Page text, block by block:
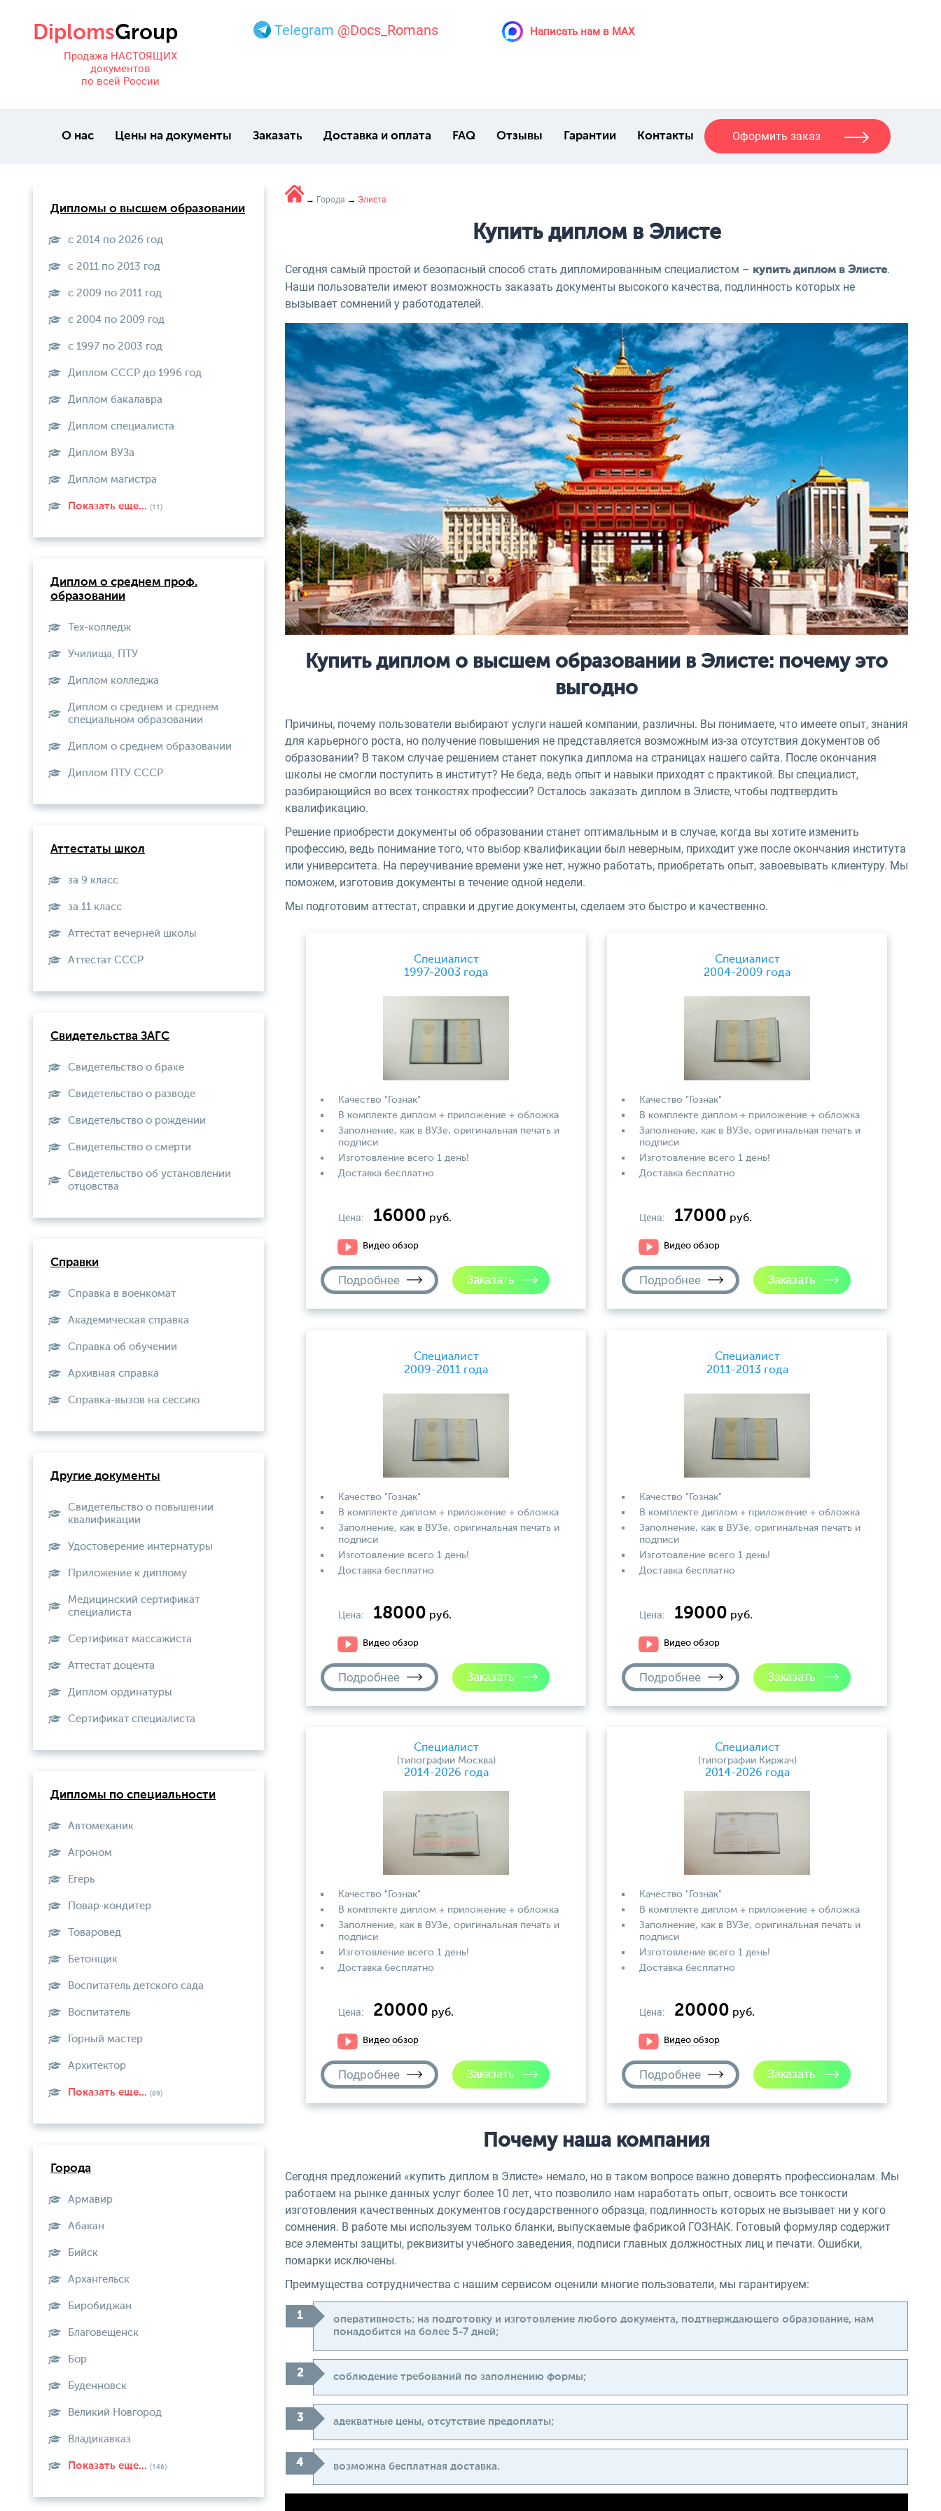
Продажа НАСТОЯЩИХ
документов
по всей России
Telegram @Docs_Romans Написать нам в MAX
О нас Цены на документы Заказать Доставка и оплата FAQ Отзывы Гарантии Контакты Оформить заказ
→ Города → Элиста
Купить диплом в Элисте
Сегодня самый простой и безопасный способ стать дипломированным специалистом – купить диплом в Элисте.
Наши пользователи имеют возможность заказать документы высокого качества, подлинность которых не
вызывает сомнений у работодателей.
Купить диплом о высшем образовании в Элисте: почему это
выгодно
Причины, почему пользователи выбирают услуги нашей компании, различны. Вы понимаете, что имеете опыт, знания
для карьерного роста, но получение повышения не представляется возможным из-за отсутствия документов об
образовании? В таком случае решением станет покупка диплома на страницах нашего сайта. После окончания
школы не смогли поступить в институт? Не беда, ведь опыт и навыки приходят с практикой. Вы специалист,
разбирающийся во всех тонкостях профессии? Осталось заказать диплом в Элисте, чтобы подтвердить
квалификацию.
Решение приобрести документы об образовании станет оптимальным и в случае, когда вы хотите изменить
профессию, ведь понимание того, что выбор квалификации был неверным, приходит уже после окончания института
или университета. На переучивание времени уже нет, нужно работать, приобретать опыт, завоевывать клиентуру. Мы
поможем, изготовив документы в течение одной недели.
Мы подготовим аттестат, справки и другие документы, сделаем это быстро и качественно.
Специалист
1997-2003 года
Качество "Гознак"
В комплекте диплом + приложение + обложка
Заполнение, как в ВУЗе, оригинальная печать и
подписи
Изготовление всего 1 день!
Доставка бесплатно
Цена: 16000 руб.
Видео обзор
Подробнее
Специалист
2004-2009 года
Качество "Гознак"
В комплекте диплом + приложение + обложка
Заполнение, как в ВУЗе, оригинальная печать и
подписи
Изготовление всего 1 день!
Доставка бесплатно
Цена: 17000 руб.
Видео обзор
Подробнее
Специалист
2009-2011 года
Качество "Гознак"
В комплекте диплом + приложение + обложка
Заполнение, как в ВУЗе, оригинальная печать и
подписи
Изготовление всего 1 день!
Доставка бесплатно
Цена: 18000 руб.
Видео обзор
Подробнее
Специалист
2011-2013 года
Качество "Гознак"
В комплекте диплом + приложение + обложка
Заполнение, как в ВУЗе, оригинальная печать и
подписи
Изготовление всего 1 день!
Доставка бесплатно
Цена: 19000 руб.
Видео обзор
Подробнее
Специалист
(типографии Москва)
2014-2026 года
Качество "Гознак"
В комплекте диплом + приложение + обложка
Заполнение, как в ВУЗе, оригинальная печать и
подписи
Изготовление всего 1 день!
Доставка бесплатно
Цена: 20000 руб.
Видео обзор
Подробнее
Специалист
(типографии Киржач)
2014-2026 года
Качество "Гознак"
В комплекте диплом + приложение + обложка
Заполнение, как в ВУЗе, оригинальная печать и
подписи
Изготовление всего 1 день!
Доставка бесплатно
Цена: 20000 руб.
Видео обзор
Подробнее
Почему наша компания
Сегодня предложений «купить диплом в Элисте» немало, но в таком вопросе важно доверять профессионалам. Мы
работаем на рынке данных услуг более 10 лет, что позволило нам наработать опыт, освоить все тонкости
изготовления качественных документов государственного образца, подлинность которых не вызывает ни у кого
сомнения. В работе мы используем только бланки, выпускаемые фабрикой ГОЗНАК. Готовый формуляр содержит
все элементы защиты, реквизиты учебного заведения, подписи главных должностных лиц и печати. Ошибки,
помарки исключены.
Преимущества сотрудничества с нашим сервисом оценили многие пользователи, мы гарантируем:
оперативность: на подготовку и изготовление любого документа, подтверждающего образование, нам
понадобится на более 5-7 дней;
соблюдение требований по заполнению формы;
адекватные цены, отсутствие предоплаты;
возможна бесплатная доставка.
Дипломы о высшем образовании
с 2014 по 2026 год
с 2011 по 2013 год
с 2009 по 2011 год
с 2004 по 2009 год
с 1997 по 2003 год
Диплом СССР до 1996 год
Диплом бакалавра
Диплом специалиста
Диплом ВУЗа
Диплом магистра
Показать еще... (11)
Диплом о среднем проф.
образовании
Тех-колледж
Училища, ПТУ
Диплом колледжа
Диплом о среднем и среднем
специальном образовании
Диплом о среднем образовании
Диплом ПТУ СССР
Аттестаты школ
за 9 класс
за 11 класс
Аттестат вечерней школы
Aттестат СССР
Свидетельства ЗАГС
Свидетельство о браке
Свидетельство о разводе
Свидетельство о рождении
Свидетельство о смерти
Свидетельство об установлении
отцовства
Справки
Справка в военкомат
Академическая справка
Справка об обучении
Архивная справка
Справка-вызов на сессию
Другие документы
Свидетельство о повышении
квалификации
Удостоверение интернатуры
Приложение к диплому
Медицинский сертификат
специалиста
Сертификат массажиста
Аттестат доцента
Диплом ординатуры
Сертификат специалиста
Дипломы по специальности
Автомеханик
Агроном
Егерь
Повар-кондитер
Товаровед
Бетонщик
Воспитатель детского сада
Воспитатель
Горный мастер
Архитектор
Показать еще... (89)
Города
Армавир
Абакан
Бийск
Архангельск
Биробиджан
Благовещенск
Бор
Буденновск
Великий Новгород
Владикавказ
Показать еще... (146)